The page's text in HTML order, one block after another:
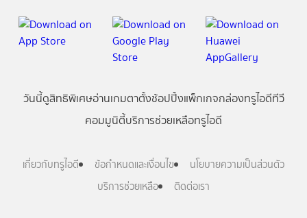
วันนี้ดูสิทธิพิเศษอ่านเกมตาตั้งช้อปปิ้งแพ็กเกจกล่องทรูไอดีทีวี
คอมมูนิตี้บริการช่วยเหลือทรูไอดี
เกี่ยวกับทรูไอดี ข้อกำหนดและเงื่อนไข
นโยบายความเป็นส่วนตัว
บริการช่วยเหลือ
ติดต่อเรา